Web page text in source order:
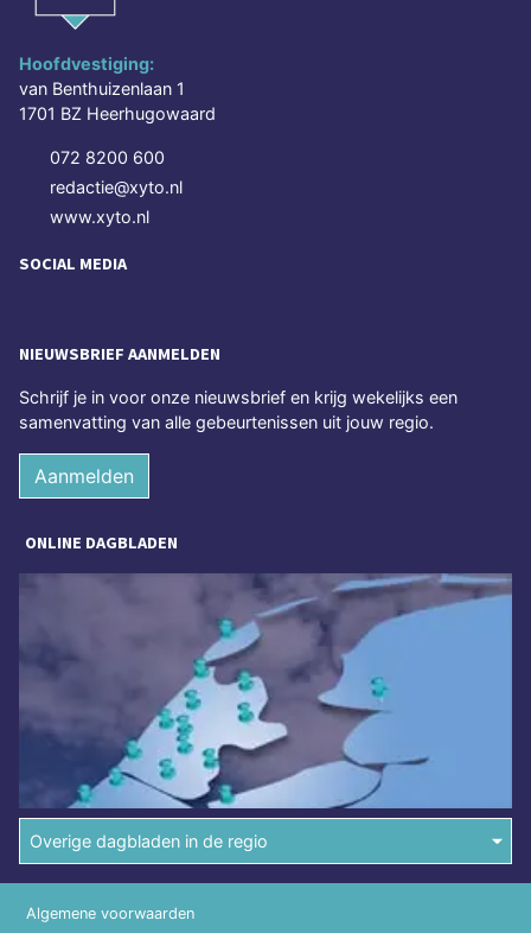
Hoofdvestiging:
van Benthuizenlaan 1
1701 BZ Heerhugowaard
072 8200 600
redactie@xyto.nl
www.xyto.nl
SOCIAL MEDIA
NIEUWSBRIEF AANMELDEN
Schrijf je in voor onze nieuwsbrief en krijg wekelijks een
samenvatting van alle gebeurtenissen uit jouw regio.
Aanmelden
ONLINE DAGBLADEN
Overige dagbladen in de regio
Algemene voorwaarden